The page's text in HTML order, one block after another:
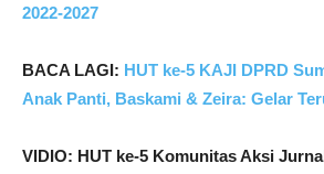
2022-2027
BACA LAGI: HUT ke-5 KAJI DPRD
Anak Panti, Baskami & Zeira: Gelar
VIDIO: HUT ke-5 Komunitas Aksi